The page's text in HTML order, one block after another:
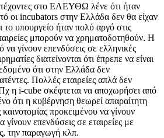
στο ΕΛΕΥΘΩ λένε ότι ήταν
οι incubators στην Ελλάδα δεν θα είχαν
το υπουργείο ήταν πολύ αργό στις
μπορούν να χρηματοδοτηθούν. Η
γίνουν επενδύσεις σε ελληνικές
διατείνονται ότι έπρεπε να είναι
ότι στην Ελλάδα δεν
Πολλές εταιρείες απλά δεν
η i-cube σκέφτεται να αποχωρήσει από
ότι η κυβέρνηση θεωρεί απαραίτητη
προκειμένου να γίνουν
γίνουν επενδύσεις σε εταιρείες με
την παραγωγή κλπ.